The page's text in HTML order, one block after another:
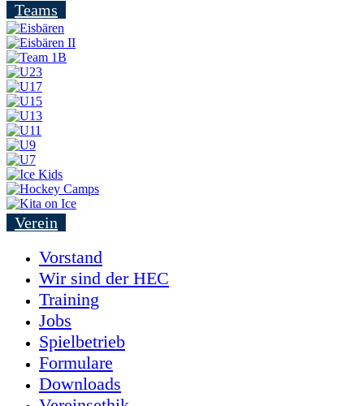
Teams
Verein
Vorstand
Wir sind der HEC
Training
Jobs
Spielbetrieb
Formulare
Downloads